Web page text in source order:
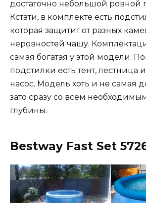
достаточно небольшой ровной
Кстати, в комплекте есть
которая защитит от разных
неровностей чашу.
самая богатая у этой модели.
подстилки есть тент, лестница
насос. Модель хоть и не самая
зато сразу со всем
глубины.
Bestway Fast Set